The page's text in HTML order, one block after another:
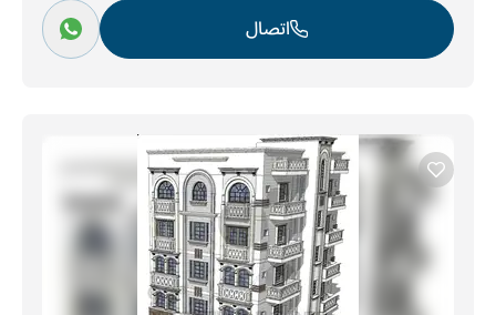
اتصال